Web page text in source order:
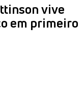
vive
em primeiro